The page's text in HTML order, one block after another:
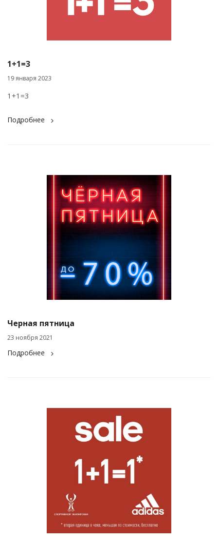
1+1=3
19 января 2023
1+1=3
Подробнее
Черная пятница
23 ноября 2021
Подробнее